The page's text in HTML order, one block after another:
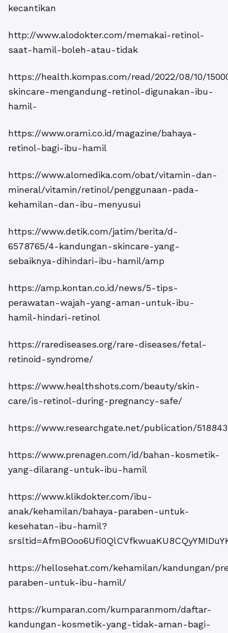
kecantikan
http://www.alodokter.com/memakai-retinol-
saat-hamil-boleh-atau-tidak
https://health.kompas.com/read/2022/08/10/
skincare-mengandung-retinol-digunakan-ibu-
hamil-
https://www.orami.co.id/magazine/bahaya-
retinol-bagi-ibu-hamil
https://www.alomedika.com/obat/vitamin-dan-
mineral/vitamin/retinol/penggunaan-pada-
kehamilan-dan-ibu-menyusui
https://www.detik.com/jatim/berita/d-
6578765/4-kandungan-skincare-yang-
sebaiknya-dihindari-ibu-hamil/amp
https://amp.kontan.co.id/news/5-tips-
perawatan-wajah-yang-aman-untuk-ibu-
hamil-hindari-retinol
https://rarediseases.org/rare-diseases/fetal-
retinoid-syndrome/
https://www.healthshots.com/beauty/skin-
care/is-retinol-during-pregnancy-safe/
https://www.researchgate.net/publication/
https://www.prenagen.com/id/bahan-kosmetik-
yang-dilarang-untuk-ibu-hamil
https://www.klikdokter.com/ibu-
anak/kehamilan/bahaya-paraben-untuk-
kesehatan-ibu-hamil?
https://hellosehat.com/kehamilan/kandungan/
paraben-untuk-ibu-hamil/
https://kumparan.com/kumparanmom/daftar-
kandungan-kosmetik-yang-tidak-aman-bagi-